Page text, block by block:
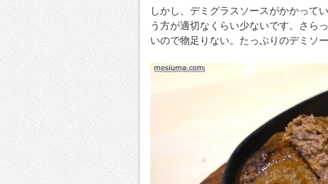
しかし、デミグラスソースがかかって
う方が適切なくらい少ないです。さら
いので物足りない。たっぷりのデミソ